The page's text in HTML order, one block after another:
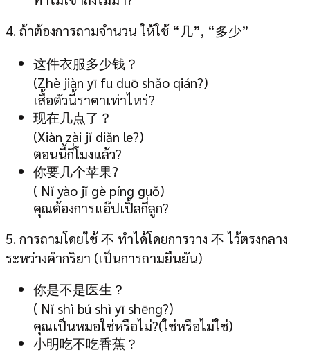
4. ถ้าต้องการถามจำนวน ให้ใช้ “几”, “多少”
这件衣服多少钱？
(Zhè jiàn yī fu duō shǎo qián?)
เสื้อตัวนี้ราคาเท่าไหร่?
现在几点了？
(Xiàn zài jǐ diǎn le?)
ตอนนี้กี่โมงแล้ว?
你要几个苹果?
( Nǐ yào jǐ gè píng guǒ)
คุณต้องการแอ๊ปเปิ้ลกี่ลูก?
5. การถามโดยใช้ 不 ทำได้โดยการวาง 不 ไว้ตรงกลาง
ระหว่างคำกริยา (เป็นการถามยืนยัน)
你是不是医生？
( Nǐ shì bú shì yī shēng?)
คุณเป็นหมอใช่หรือไม่?(ใช่หรือไม่ใช่)
小明吃不吃香蕉？